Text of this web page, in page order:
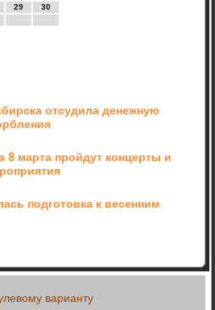
29
30
отсудила денежную
8 марта пройдут концерты и
подготовка к весенним
варианту